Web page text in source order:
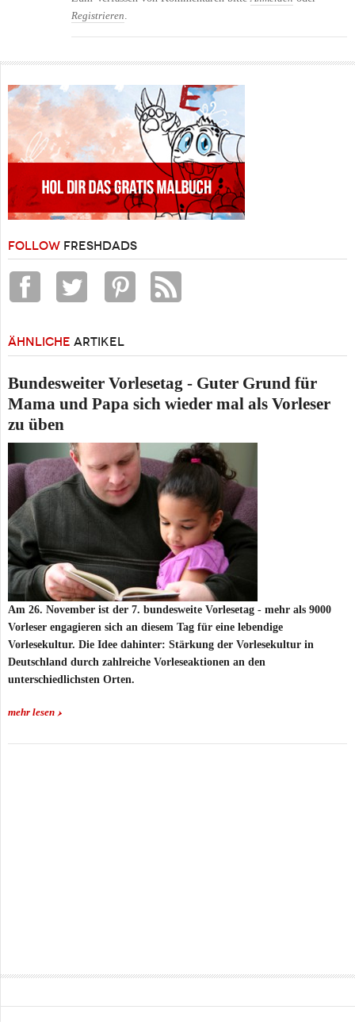
Registrieren
FOLLOW FRESHDADS
ÄHNLICHE ARTIKEL
Bundesweiter Vorlesetag - Guter Grund für
Mama und Papa sich wieder mal als Vorleser
zu üben
Am 26. November ist der 7. bundesweite Vorlesetag - mehr als 9000
Vorleser engagieren sich an diesem Tag für eine lebendige
Vorlesekultur. Die Idee dahinter: Stärkung der Vorlesekultur in
Deutschland durch zahlreiche Vorleseaktionen an den
unterschiedlichsten Orten.
mehr lesen